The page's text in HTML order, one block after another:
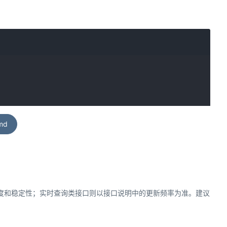
稳定性；实时查询类接口则以接口说明中的更新频率为准。建议